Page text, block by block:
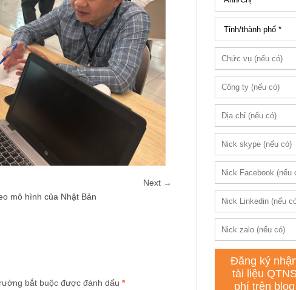
Next →
mô hình của Nhật Bản
bắt buộc được đánh dấu *